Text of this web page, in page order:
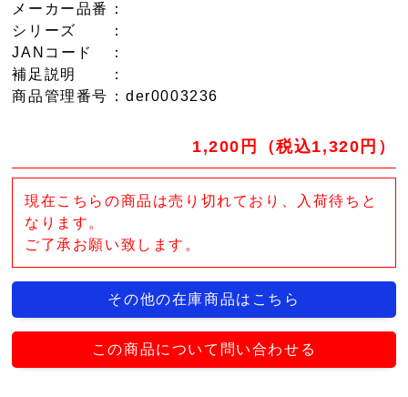
メーカー品番
：
シリーズ
：
JANコード
：
補足説明
：
商品管理番号 ：der0003236
1,200円（税込1,320円）
現在こちらの商品は売り切れており、入荷待ちと
なります。
ご了承お願い致します。
その他の在庫商品はこちら
この商品について問い合わせる